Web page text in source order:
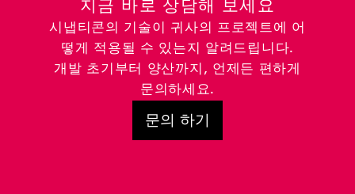
지금 바로 상담해 보세요
시냅티콘의 기술이 귀사의 프로젝트에 어
떻게 적용될 수 있는지 알려드립니다.
개발 초기부터 양산까지, 언제든 편하게
문의하세요.
문의 하기